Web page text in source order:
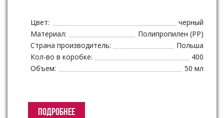
Цвет:
черный
Материал:
Полипропилен (PP)
Страна производитель:
Польша
Кол-во в коробке:
400
Объем:
50 мл
ПОДРОБНЕЕ